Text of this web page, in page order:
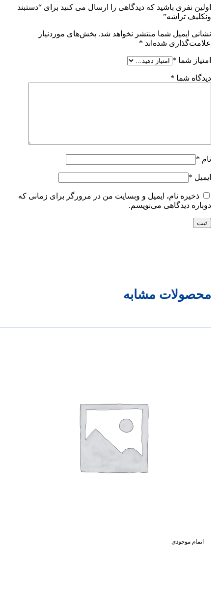
اولین نفری باشید که دیدگاهی را ارسال می کنید برای “دستبند
ونکلیف تراشه”
نشانی ایمیل شما منتشر نخواهد شد. بخش‌های موردنیاز
علامت‌گذاری شده‌اند *
امتیاز شما *
دیدگاه شما *
نام *
ایمیل *
ذخیره نام، ایمیل و وبسایت من در مرورگر برای زمانی که
دوباره دیدگاهی می‌نویسم.
محصولات مشابه
اتمام موجودی